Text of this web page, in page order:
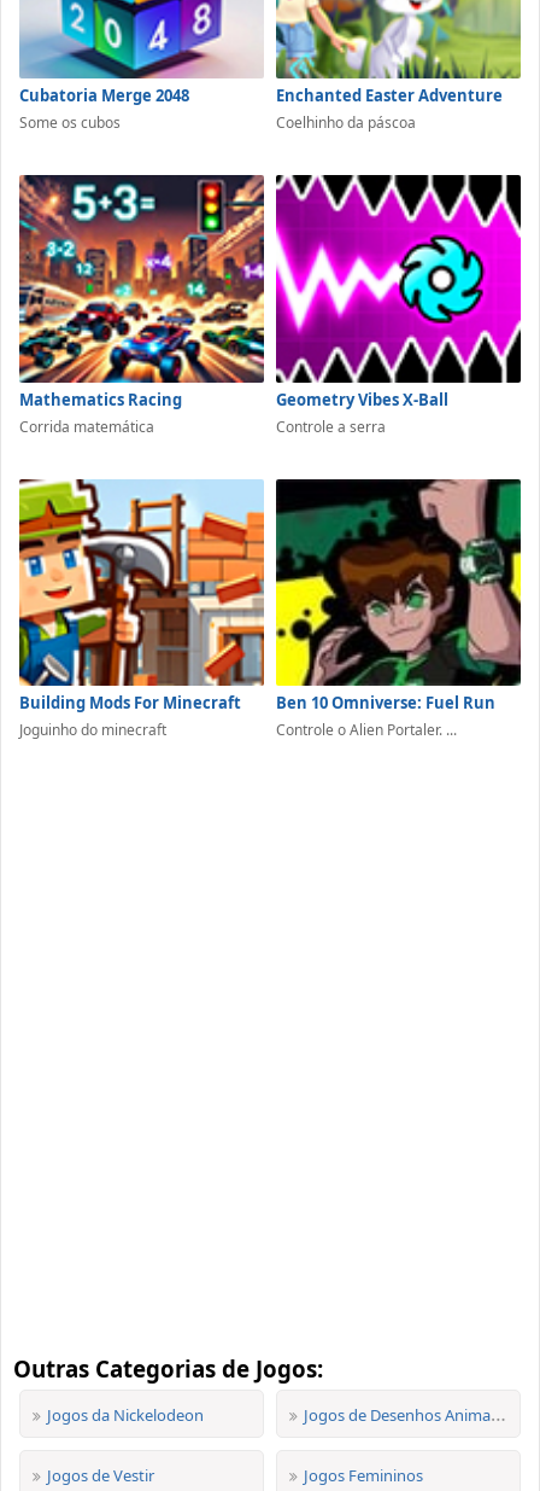
Cubatoria Merge 2048
Some os cubos
Enchanted Easter Adventure
Coelhinho da páscoa
Mathematics Racing
Corrida matemática
Geometry Vibes X-Ball
Controle a serra
Building Mods For Minecraft
Joguinho do minecraft
Ben 10 Omniverse: Fuel Run
Controle o Alien Portaler. ...
Outras Categorias de Jogos:
Jogos da Nickelodeon Jogos de Desenhos Animados
Jogos de Vestir Jogos Femininos